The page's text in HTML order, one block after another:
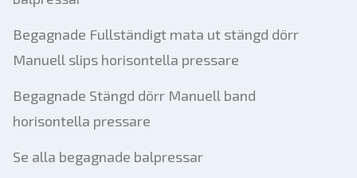
Begagnade Fullständigt mata ut stängd dörr
Manuell slips horisontella pressare
Begagnade Stängd dörr Manuell band
horisontella pressare
Se alla begagnade balpressar